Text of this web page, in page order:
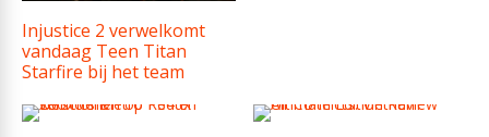
Injustice 2 verwelkomt
vandaag Teen Titan
Starfire bij het team